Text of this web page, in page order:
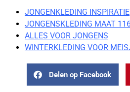
JONGENKLEDING INSPIRATIE
JONGENSKLEDING MAAT
ALLES VOOR JONGENS
WINTERKLEDING VOOR
Delen op Facebook